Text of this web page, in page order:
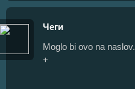
Чеги
Moglo bi ovo na naslov.
+